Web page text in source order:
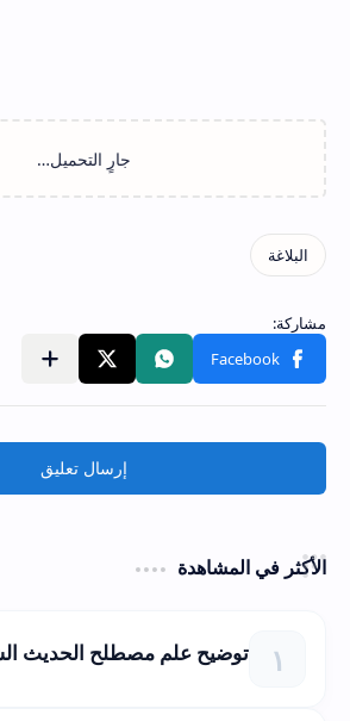
إرسال تعليق
الأكثر في المشاهدة
توضيح علم مصطلح الحديث